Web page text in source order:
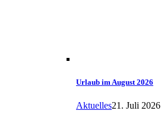
Urlaub im August 2026
Aktuelles21. Juli 2026